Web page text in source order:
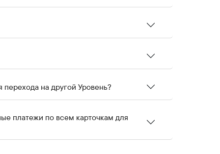
на другой Уровень?
платежи по всем карточкам для